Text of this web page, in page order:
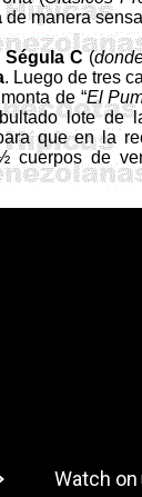
de manera
Ségula C(
. Luego de tres
de “El
lote de
que en la
de